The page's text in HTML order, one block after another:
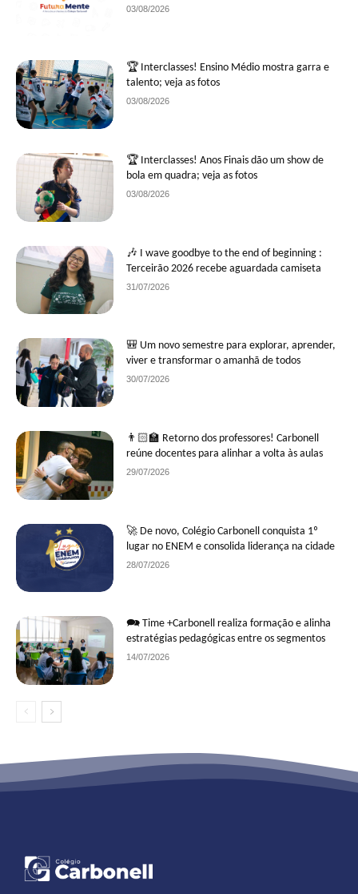
03/08/2026
🏆 Interclasses! Ensino Médio mostra garra e
talento; veja as fotos
03/08/2026
🏆 Interclasses! Anos Finais dão um show de
bola em quadra; veja as fotos
03/08/2026
🎶 I wave goodbye to the end of beginning :
Terceirão 2026 recebe aguardada camiseta
31/07/2026
🎒 Um novo semestre para explorar, aprender,
viver e transformar o amanhã de todos
30/07/2026
👨🏻‍🏫 Retorno dos professores! Carbonell
reúne docentes para alinhar a volta às aulas
29/07/2026
🚀 De novo, Colégio Carbonell conquista 1º
lugar no ENEM e consolida liderança na cidade
28/07/2026
🗪 Time +Carbonell realiza formação e alinha
estratégias pedagógicas entre os segmentos
14/07/2026